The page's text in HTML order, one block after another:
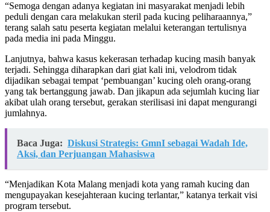
“Semoga dengan adanya kegiatan ini masyarakat menjadi lebih
peduli dengan cara melakukan steril pada kucing peliharaannya,”
terang salah satu peserta kegiatan melalui keterangan tertulisnya
pada media ini pada Minggu.
Lanjutnya, bahwa kasus kekerasan terhadap kucing masih banyak
terjadi. Sehingga diharapkan dari giat kali ini, velodrom tidak
dijadikan sebagai tempat ‘pembuangan’ kucing oleh orang-orang
yang tak bertanggung jawab. Dan jikapun ada sejumlah kucing liar
akibat ulah orang tersebut, gerakan sterilisasi ini dapat mengurangi
jumlahnya.
Baca Juga: Diskusi Strategis: GmnI sebagai Wadah Ide,
Aksi, dan Perjuangan Mahasiswa
“Menjadikan Kota Malang menjadi kota yang ramah kucing dan
mengupayakan kesejahteraan kucing terlantar,” katanya terkait visi
program tersebut.